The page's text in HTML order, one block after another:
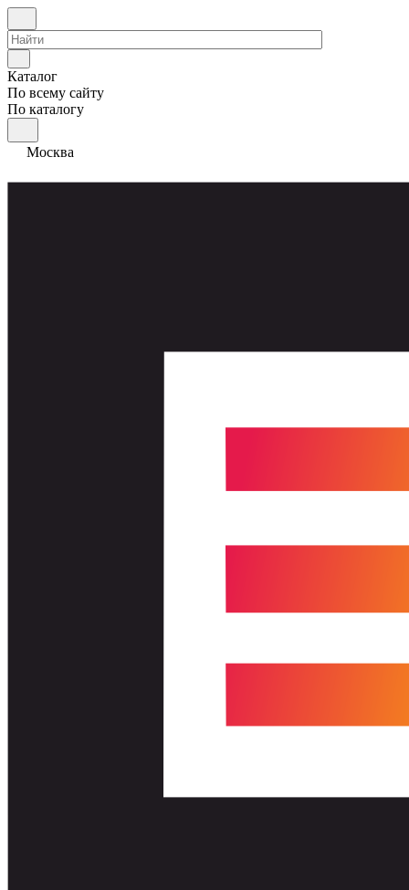
Каталог
По всему сайту
По каталогу
Москва